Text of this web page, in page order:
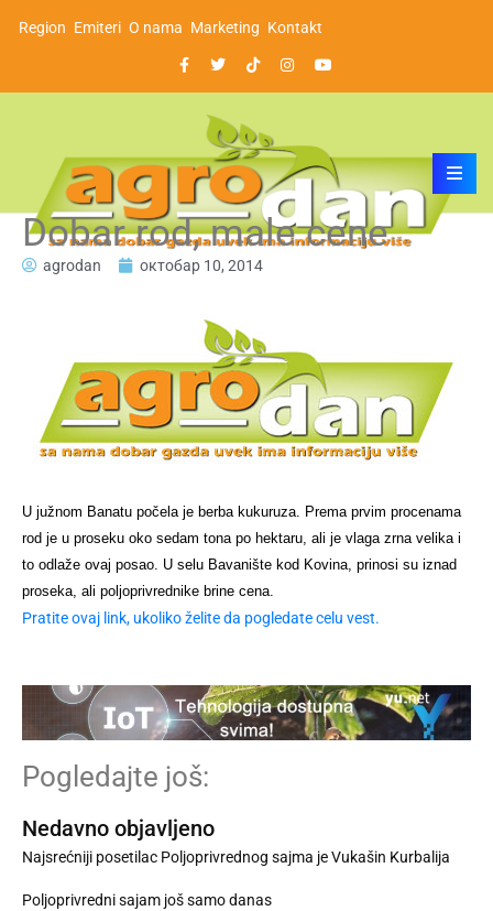
Region Emiteri O nama Marketing Kontakt
Dobar rod, male cene
agrodan октобар 10, 2014
U južnom Banatu počela je berba kukuruza. Prema prvim procenama
rod je u proseku oko sedam tona po hektaru, ali je vlaga zrna velika i
to odlaže ovaj posao. U selu Bavanište kod Kovina, prinosi su iznad
proseka, ali poljoprivrednike brine cena.
Pratite ovaj link, ukoliko želite da pogledate celu vest.
Pogledajte još:
Nedavno objavljeno
Najsrećniji posetilac Poljoprivrednog sajma je Vukašin Kurbalija
Poljoprivredni sajam još samo danas